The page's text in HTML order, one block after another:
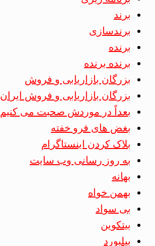
برند
برندسازی
برنده
برنده برنده
بزرگان بازاریابی و فروش
بزرگان بازاریابی و فروش ایران
بعداً در موردش صحبت می کنیم
بغض های فرو خفته
بلاک کردن اینستاگرام
به روز رسانی وب سایت
بهانه
بهمن خواه
بی سواد
بیتکوین
بیلبورد